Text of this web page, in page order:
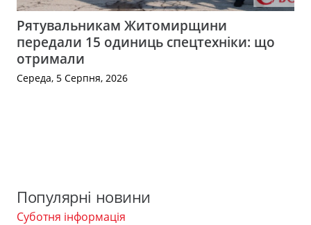
Рятувальникам Житомирщини
передали 15 одиниць спецтехніки: що
отримали
Середа, 5 Серпня, 2026
Популярні новини
Суботня інформація